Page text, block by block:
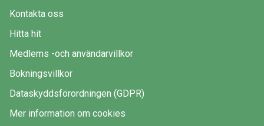
Kontakta oss
Hitta hit
Medlems -och användarvillkor
Bokningsvillkor
Dataskyddsförordningen (GDPR)
Mer information om cookies